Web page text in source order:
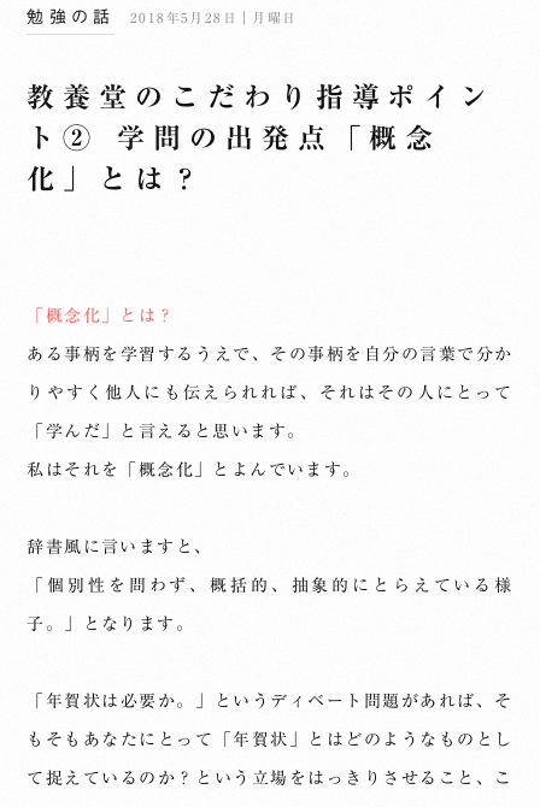
勉強の話 2018年5月28日｜月曜日
教養堂のこだわり指導ポイン
ト② 学問の出発点「概念
化」とは？
「概念化」とは？
ある事柄を学習するうえで、その事柄を自分の言葉で分か
りやすく他人にも伝えられれば、それはその人にとって
「学んだ」と言えると思います。
私はそれを「概念化」とよんでいます。
辞書風に言いますと、
「個別性を問わず、概括的、抽象的にとらえている様
子。」となります。
「年賀状は必要か。」というディベート問題があれば、そ
もそもあなたにとって「年賀状」とはどのようなものとし
て捉えているのか？という立場をはっきりさせること、こ